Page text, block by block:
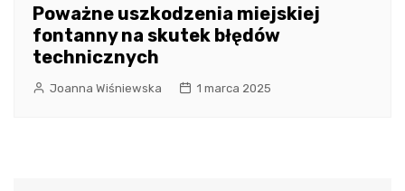
Poważne uszkodzenia miejskiej
fontanny na skutek błędów
technicznych
Joanna Wiśniewska 1 marca 2025